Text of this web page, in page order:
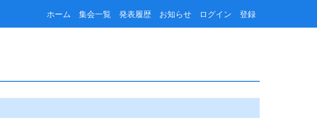
ホーム 集会一覧 発表履歴 お知らせ ログイン 登録